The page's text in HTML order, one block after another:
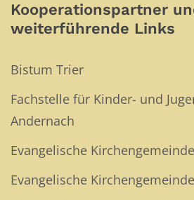
Kooperationspartner
weiterführende Links
Bistum Trier
Fachstelle für Kinder- und
Andernach
Evangelische
Evangelische